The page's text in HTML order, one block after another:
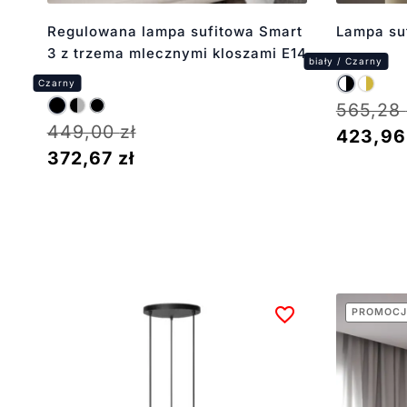
Regulowana lampa sufitowa Smart
3 z trzema mlecznymi kloszami E14
449,00zł
372,67 zł
Lampa
565,28